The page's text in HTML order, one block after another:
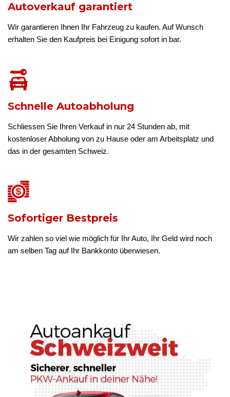
Autoverkauf garantiert
Wir garantieren Ihnen Ihr Fahrzeug zu kaufen. Auf Wunsch
erhalten Sie den Kaufpreis bei Einigung sofort in bar.
Schnelle Autoabholung
Schliessen Sie Ihren Verkauf in nur 24 Stunden ab, mit
kostenloser Abholung von zu Hause oder am Arbeitsplatz und
das in der gesamten Schweiz.
Sofortiger Bestpreis
Wir zahlen so viel wie möglich für Ihr Auto, Ihr Geld wird noch
am selben Tag auf Ihr Bankkonto überwiesen.